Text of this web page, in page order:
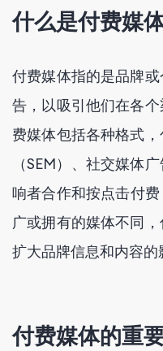
什么是付费媒
付费媒体指的是品牌
告，以吸引他们在各
费媒体包括各种格式
（SEM）、社交媒体
响者合作和按点击付
广或拥有的媒体不同
扩大品牌信息和内容的
付费媒体的重